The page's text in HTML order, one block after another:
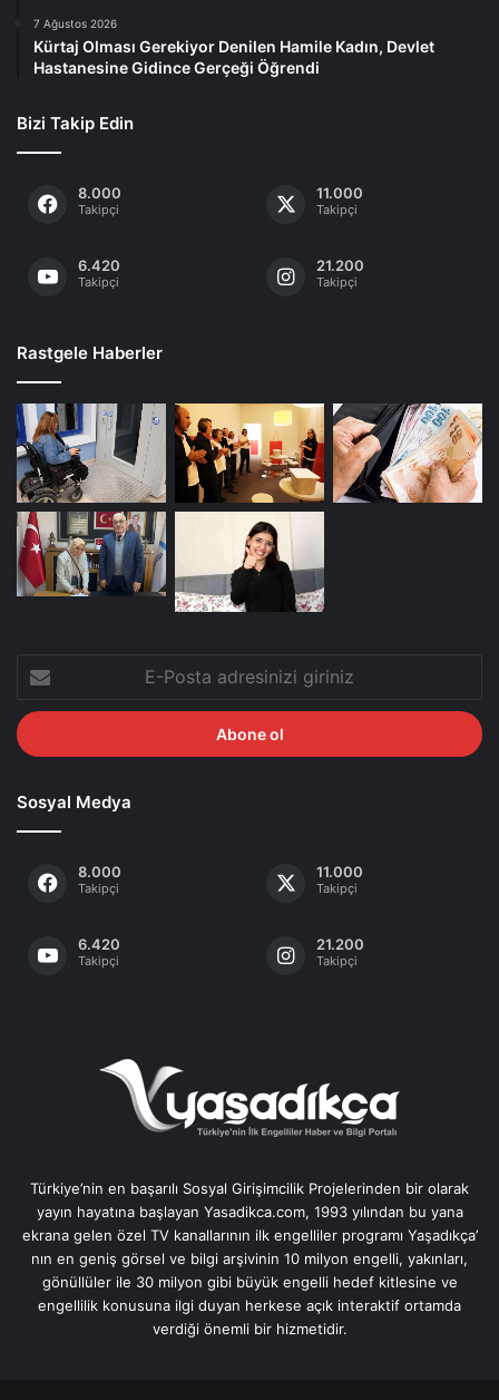
7 Ağustos 2026
Kürtaj Olması Gerekiyor Denilen Hamile Kadın, Devlet
Hastanesine Gidince Gerçeği Öğrendi
Bizi Takip Edin
8.000
Takipçi
11.000
Takipçi
6.420
Takipçi
21.200
Takipçi
Rastgele Haberler
Posta
adresinizi
giriniz
Sosyal Medya
8.000
Takipçi
11.000
Takipçi
6.420
Takipçi
21.200
Takipçi
Türkiye’nin en başarılı Sosyal Girişimcilik Projelerinden bir olarak
yayın hayatına başlayan Yasadikca.com, 1993 yılından bu yana
ekrana gelen özel TV kanallarının ilk engelliler programı Yaşadıkça’
nın en geniş görsel ve bilgi arşivinin 10 milyon engelli, yakınları,
gönüllüler ile 30 milyon gibi büyük engelli hedef kitlesine ve
engellilik konusuna ilgi duyan herkese açık interaktif ortamda
verdiği önemli bir hizmetidir.